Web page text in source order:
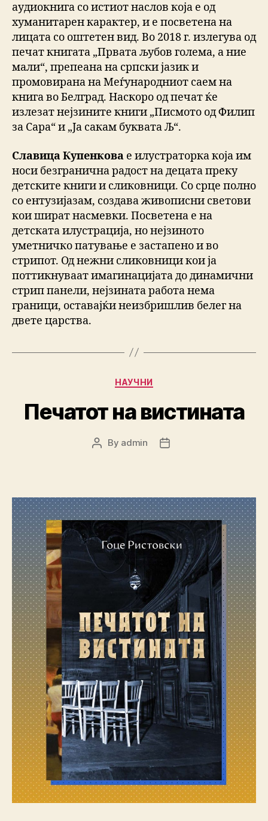
аудиокнига со истиот наслов која е од
хуманитарен карактер, и е посветена на
лицата со оштетен вид. Во 2018 г. излегува од
печат книгата „Првата љубов голема, а ние
мали“, препеана на српски јазик и
промовирана на Меѓународниот саем на
книга во Белград. Наскоро од печат ќе
излезат нејзините книги „Писмото од Филип
за Сара“ и „Ја сакам буквата Љ“.
Славица Купенкова е илустраторка која им
носи безгранична радост на децата преку
детските книги и сликовници. Со срце полно
со ентузијазам, создава живописни светови
кои шират насмевки. Посветена е на
детската илустрација, но нејзиното
уметничко патување е застапено и во
стрипот. Од нежни сликовници кои ја
поттикнуваат имагинацијата до динамични
стрип панели, нејзината работа нема
граници, оставајќи неизбришлив белег на
двете царства.
Categories
НАУЧНИ
Печатот на вистината
Post
By admin
Post